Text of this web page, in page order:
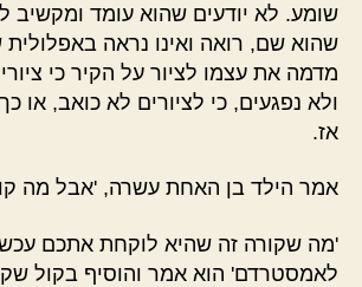
שומע. לא יודעים שהוא עומד ומקשיב
שהוא שם, רואה ואינו נראה
מדמה את עצמו לציור על הקיר כי
ולא נפגעים, כי לציורים לא כואב, או
אז.
אמר הילד בן האחת עשרה, 'אבל מה
'מה שקורה זה שהיא לוקחת אתכם
לאמסטרדם' הוא אמר והוסיף בקול